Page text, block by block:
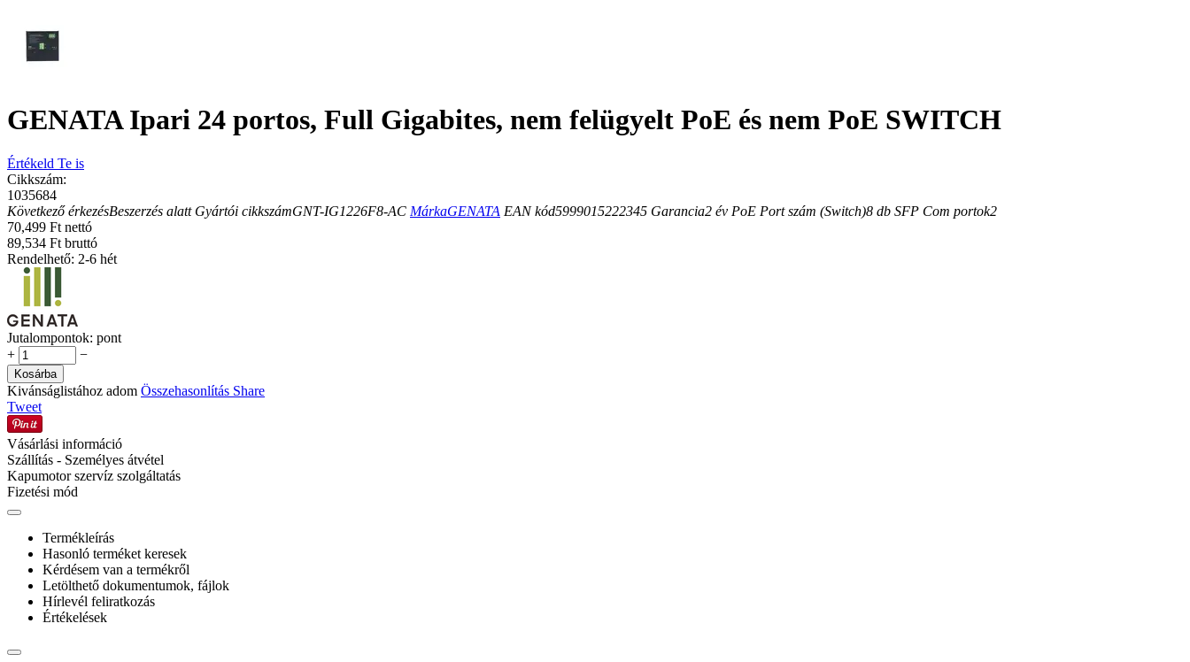
GENATA Ipari 24 portos, Full Gigabites, nem felügyelt PoE és nem PoE SWITCH
Értékeld Te is
Cikkszám:
1035684
Következő érkezésBeszerzés alatt Gyártói cikkszámGNT-IG1226F8-AC MárkaGENATA EAN kód5999015222345 Garancia2 év PoE Port szám (Switch)8 db SFP Com portok2
70,499 Ft nettó
89,534 Ft bruttó
Rendelhető: 2-6 hét
Jutalompontok: pont
+
−
Kosárba
Kivánságlistához adom Összehasonlítás Share
Tweet
Vásárlási információ
Szállítás - Személyes átvétel
Kapumotor szervíz szolgáltatás
Fizetési mód
Termékleírás
Hasonló terméket keresek
Kérdésem van a termékről
Letölthető dokumentumok, fájlok
Hírlevél feliratkozás
Értékelések